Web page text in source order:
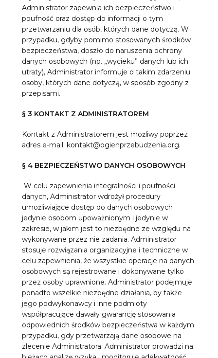
Administrator zapewnia ich bezpieczeństwo i
poufność oraz dostęp do informacji o tym
przetwarzaniu dla osób, których dane dotyczą. W
przypadku, gdyby pomimo stosowanych środków
bezpieczeństwa, doszło do naruszenia ochrony
danych osobowych (np. „wycieku” danych lub ich
utraty), Administrator informuje o takim zdarzeniu
osoby, których dane dotyczą, w sposób zgodny z
przepisami.
§ 3 KONTAKT Z ADMINISTRATOREM
Kontakt z Administratorem jest możliwy poprzez
adres e-mail: kontakt@ogienprzebudzenia.org.
§ 4 BEZPIECZEŃSTWO DANYCH OSOBOWYCH
W celu zapewnienia integralności i poufności
danych, Administrator wdrożył procedury
umożliwiające dostęp do danych osobowych
jedynie osobom upoważnionym i jedynie w
zakresie, w jakim jest to niezbędne ze względu na
wykonywane przez nie zadania. Administrator
stosuje rozwiązania organizacyjne i techniczne w
celu zapewnienia, że wszystkie operacje na danych
osobowych są rejestrowane i dokonywane tylko
przez osoby uprawnione. Administrator podejmuje
ponadto wszelkie niezbędne działania, by także
jego podwykonawcy i inne podmioty
współpracujące dawały gwarancję stosowania
odpowiednich środków bezpieczeństwa w każdym
przypadku, gdy przetwarzają dane osobowe na
zlecenie Administratora. Administrator prowadzi na